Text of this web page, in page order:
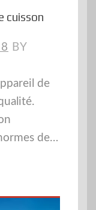
cuisson
BY
de
de…